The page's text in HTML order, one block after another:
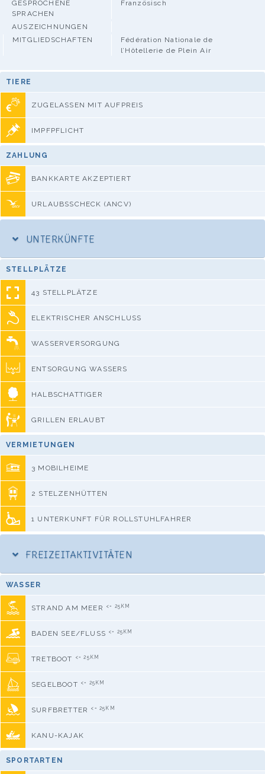
GESPROCHENE
SPRACHEN
Französisch
AUSZEICHNUNGEN
MITGLIEDSCHAFTEN
Fédération Nationale de
l’Hôtellerie de Plein Air
TIERE
ZUGELASSEN MIT AUFPREIS
IMPFPFLICHT
ZAHLUNG
BANKKARTE AKZEPTIERT
URLAUBSSCHECK (ANCV)
UNTERKÜNFTE
STELLPLÄTZE
43 STELLPLÄTZE
ELEKTRISCHER ANSCHLUSS
WASSERVERSORGUNG
ENTSORGUNG WASSERS
HALBSCHATTIGER
GRILLEN ERLAUBT
VERMIETUNGEN
3 MOBILHEIME
2 STELZENHÜTTEN
1 UNTERKUNFT FÜR ROLLSTUHLFAHRER
FREIZEITAKTIVITÄTEN
WASSER
STRAND AM MEER <= 25KM
BADEN SEE/FLUSS <= 25KM
TRETBOOT <= 25KM
SEGELBOOT <= 25KM
SURFBRETTER <= 25KM
KANU-KAJAK
SPORTARTEN